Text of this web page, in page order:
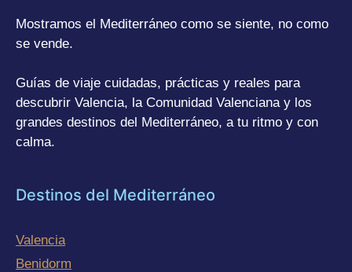
Mostramos el Mediterráneo como se siente, no como
se vende.
Guías de viaje cuidadas, prácticas y reales para
descubrir Valencia, la Comunidad Valenciana y los
grandes destinos del Mediterráneo, a tu ritmo y con
calma.
Destinos del Mediterráneo
Valencia
Benidorm